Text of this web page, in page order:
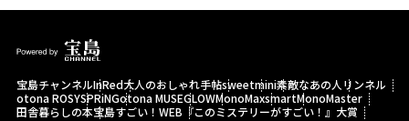
宝島チャンネルInRed大人のおしゃれ手帖sweetmini素敵なあの人リンネル
otona ROSYSPRiNGotona MUSEGLOWMonoMaxsmartMonoMaster
田舎暮らしの本宝島すごい！WEB 『このミステリーがすごい！』大賞